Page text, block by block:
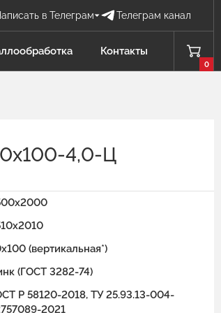
в Телеграм Телеграм канал
Бова Наталья
Отдел продаж
Садков Владимир
Отдел продаж Металлообработка
Контакты
0
4,0-Ц
(вертикальная*)
(ГОСТ 3282-74)
Р 58120-2018, ТУ 25.93.13-004-
2021